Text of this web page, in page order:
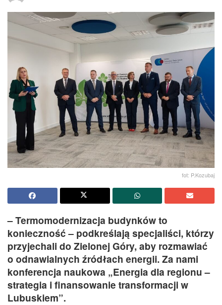
fot: P.Kozubaj
– Termomodernizacja budynków to
konieczność – podkreślają specjaliści, którzy
przyjechali do Zielonej Góry, aby rozmawiać
o odnawialnych źródłach energii. Za nami
konferencja naukowa „Energia dla regionu –
strategia i finansowanie transformacji w
Lubuskiem”.